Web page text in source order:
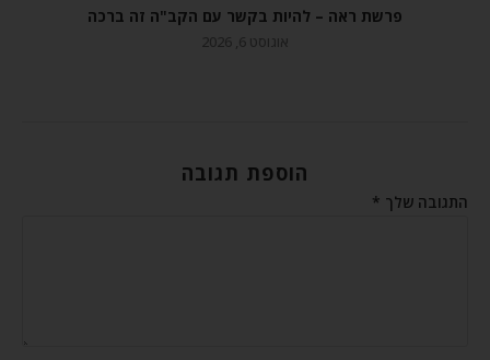
פרשת ראה – להיות בקשר עם הקב"ה זה ברכה
אוגוסט 6, 2026
הוספת תגובה
התגובה שלך *